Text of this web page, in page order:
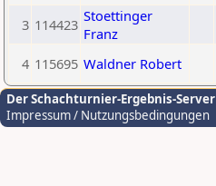
3 114423 Stoettinger
Franz
4 115695 Waldner Robert
Der Schachturnier-Ergebnis-Server
Impressum / Nutzungsbedingungen